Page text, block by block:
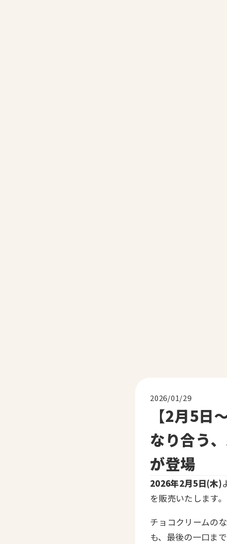
2026/01/29
【2月5日
なり合う
が登場
2026年2月5日(木)
を販売いたします。
チョコクリームの
も、最後の一口ま